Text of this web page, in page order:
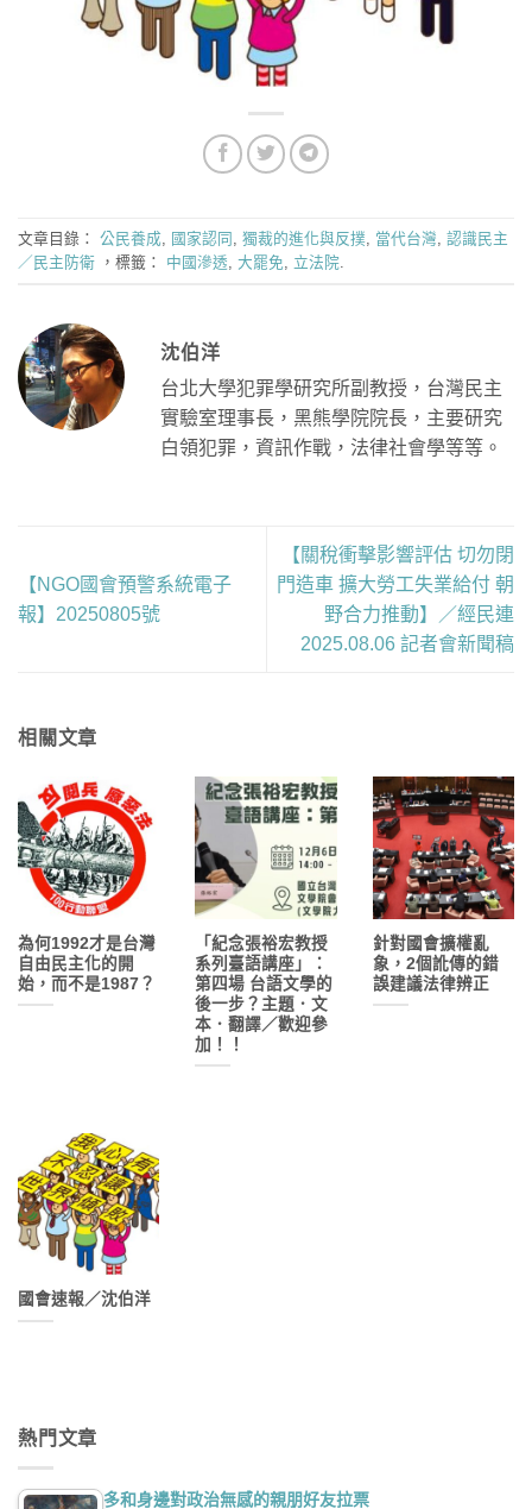
文章目錄： 公民養成 國家認同 獨裁的進化與反撲 當代台灣 認識民主
／民主防衛 ，標籤： 中國滲透 大罷免 立法院
沈伯洋
台北大學犯罪學研究所副教授，台灣民主
實驗室理事長，黑熊學院院長，主要研究
白領犯罪，資訊作戰，法律社會學等等。
【NGO國會預警系統電子
報】20250805號
【關稅衝擊影響評估 切勿閉
門造車 擴大勞工失業給付 朝
野合力推動】／經民連
2025.08.06 記者會新聞稿
相關文章
為何1992才是台灣
自由民主化的開
始，而不是1987？
「紀念張裕宏教授
系列臺語講座」：
第四場 台語文學的
後一步？主題．文
本．翻譯／歡迎參
加！！
針對國會擴權亂
象，2個訛傳的錯
誤建議法律辨正
國會速報／沈伯洋
熱門文章
多和身邊對政治無感的親朋好友拉票